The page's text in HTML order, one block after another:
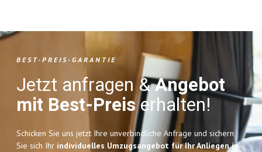
BEST-PREIS-GARANTIE
Jetzt anfragen &Angebot
mit Best-Preiserhalten!
Schicken Sie uns jetzt Ihre unverbindliche Anfrage und sichern
Sie sich Ihr individuelles Umzugsangebot für Ihr Anliegen in